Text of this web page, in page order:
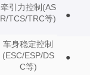
牵引力控制(AS
R/TCS/TRC等)
车身稳定控制
(ESC/ESP/DS
C等)
●
●